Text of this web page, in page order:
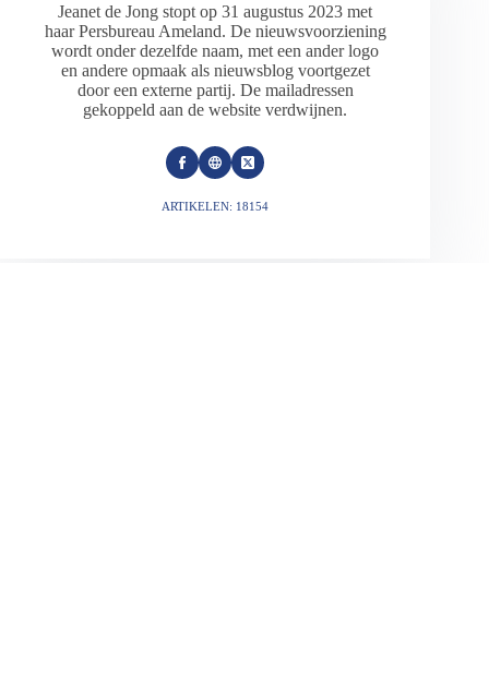
Jeanet de Jong stopt op 31 augustus 2023 met
haar Persbureau Ameland. De nieuwsvoorziening
wordt onder dezelfde naam, met een ander logo
en andere opmaak als nieuwsblog voortgezet
door een externe partij. De mailadressen
gekoppeld aan de website verdwijnen.
ARTIKELEN: 18154